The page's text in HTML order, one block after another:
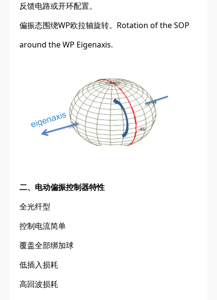
反馈电路或开环配置。
偏振态围绕WP欧拉轴旋转。Rotation of the SOP
around the WP Eigenaxis.
二、电动偏振控制器特性
全光纤型
控制电流简单
覆盖全部绑加球
低插入损耗
高回波损耗